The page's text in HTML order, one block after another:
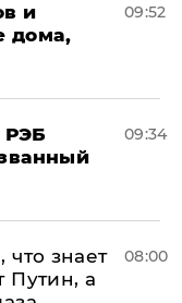
и
дома,
09:52
РЭБ
09:34
знает
Путин, а
08:00